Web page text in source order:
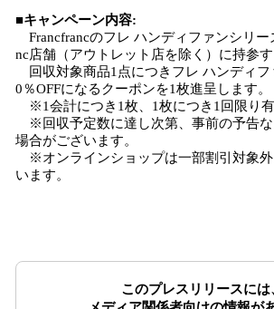
■キャンペーン内容:
Francfrancのフレ ハンディファンシリー
nc店舗（アウトレット店を除く）に持参す
回収対象商品1点につきフレ ハンディフ
0％OFFになるクーポンを1枚進呈します。
※1会計につき1枚、1枚につき1回限り有
※回収予定数に達し次第、事前の予告な
場合がございます。
※オンラインショップは一部割引対象
います。
このプレスリリースには